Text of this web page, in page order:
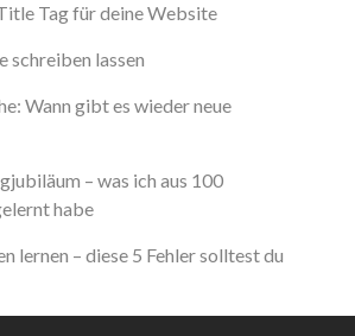
Tag für deine Website
schreiben lassen
Wann gibt es wieder neue
– was ich aus 100
habe
lernen – diese 5 Fehler solltest du